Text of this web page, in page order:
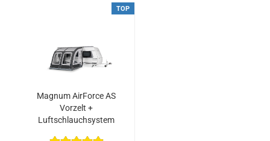
TOP
Magnum AirForce AS
Vorzelt +
Luftschlauchsystem